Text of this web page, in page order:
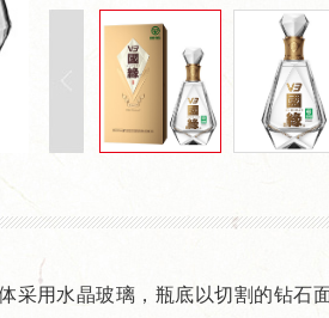
采用水晶玻璃，瓶底以切割的钻石